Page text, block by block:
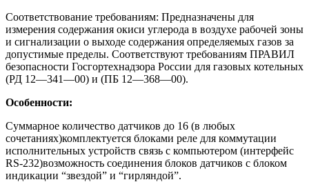
Соответствование требованиям: Предназначены для
измерения содержания окиси углерода в воздухе рабочей зоны
и сигнализации о выходе содержания определяемых газов за
допустимые пределы. Соответствуют требованиям ПРАВИЛ
безопасности Госгортехнадзора России для газовых котельных
(РД 12—341—00) и (ПБ 12—368—00).
Особенности:
Суммарное количество датчиков до 16 (в любых
сочетаниях)комплектуется блоками реле для коммутации
исполнительных устройств связь с компьютером (интерфейс
RS-232)возможность соединения блоков датчиков с блоком
индикации “звездой” и “гирляндой”.